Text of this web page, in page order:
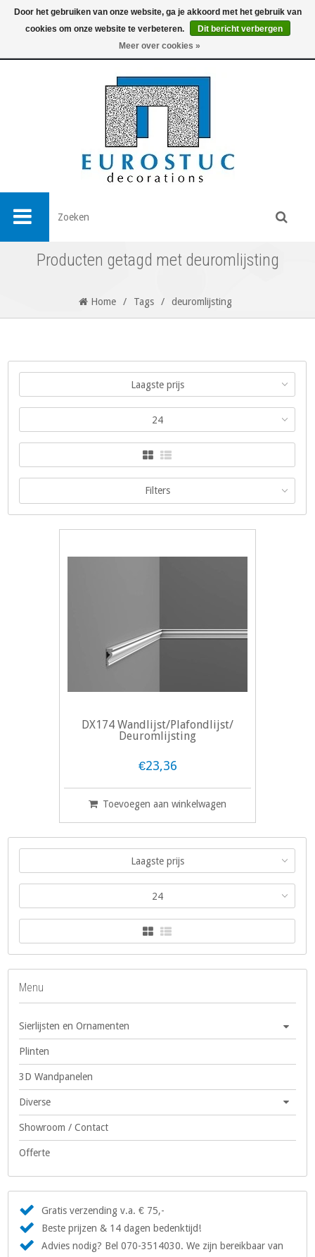
0
Producten getagd met deuromlijsting
Home / Tags / deuromlijsting
Laagste prijs
24
Filters
DX174 Wandlijst/Plafondlijst/
Deuromlijsting
€23,36
Toevoegen aan winkelwagen
Laagste prijs
24
Menu
Sierlijsten en Ornamenten
Plinten
3D Wandpanelen
Diverse
Showroom / Contact
Offerte
Gratis verzending v.a. € 75,-
Beste prijzen & 14 dagen bedenktijd!
Advies nodig? Bel 070-3514030. We zijn bereikbaar van
Door het gebruiken van onze website, ga je akkoord met het gebruik van
cookies om onze website te verbeteren.
Dit bericht verbergen
Meer over cookies »